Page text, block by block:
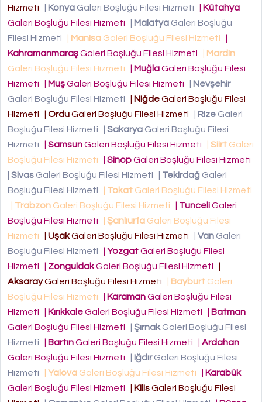
Hizmeti
Konya Galeri Boşluğu Filesi Hizmeti
Kütahya
Galeri Boşluğu Filesi Hizmeti
Malatya Galeri Boşluğu
Filesi Hizmeti
Manisa Galeri Boşluğu Filesi Hizmeti
KahramanmaraşGaleri Boşluğu Filesi Hizmeti
Mardin
Galeri Boşluğu Filesi Hizmeti
MuğlaGaleri Boşluğu Filesi
Hizmeti
MuşGaleri Boşluğu Filesi Hizmeti
Nevşehir
Galeri Boşluğu Filesi Hizmeti
NiğdeGaleri Boşluğu Filesi
Hizmeti
OrduGaleri Boşluğu Filesi Hizmeti Rize Galeri
Boşluğu Filesi Hizmeti
Sakarya Galeri Boşluğu Filesi
Hizmeti
SamsunGaleri Boşluğu Filesi Hizmeti Siirt Galeri
Boşluğu Filesi Hizmeti
SinopGaleri Boşluğu Filesi Hizmeti
Sivas Galeri Boşluğu Filesi Hizmeti Tekirdağ Galeri
Boşluğu Filesi Hizmeti
Tokat Galeri Boşluğu Filesi Hizmeti
Trabzon Galeri Boşluğu Filesi Hizmeti TunceliGaleri
Boşluğu Filesi Hizmeti
Şanlıurfa Galeri Boşluğu Filesi
Hizmeti
UşakGaleri Boşluğu Filesi Hizmeti Van Galeri
Boşluğu Filesi Hizmeti
YozgatGaleri Boşluğu Filesi
Hizmeti
ZonguldakGaleri Boşluğu Filesi Hizmeti
AksarayGaleri Boşluğu Filesi Hizmeti Bayburt Galeri
Boşluğu Filesi Hizmeti
KaramanGaleri Boşluğu Filesi
Hizmeti
KırıkkaleGaleri Boşluğu Filesi Hizmeti
Batman
Galeri Boşluğu Filesi Hizmeti
ŞırnakGaleri Boşluğu Filesi
Hizmeti
BartınGaleri Boşluğu Filesi Hizmeti
Ardahan
Galeri Boşluğu Filesi Hizmeti
IğdırGaleri Boşluğu Filesi
Hizmeti
Yalova Galeri Boşluğu Filesi Hizmeti
Karabük
Galeri Boşluğu Filesi Hizmeti
KilisGaleri Boşluğu Filesi